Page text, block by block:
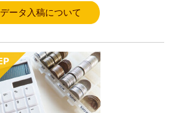
データ入稿について